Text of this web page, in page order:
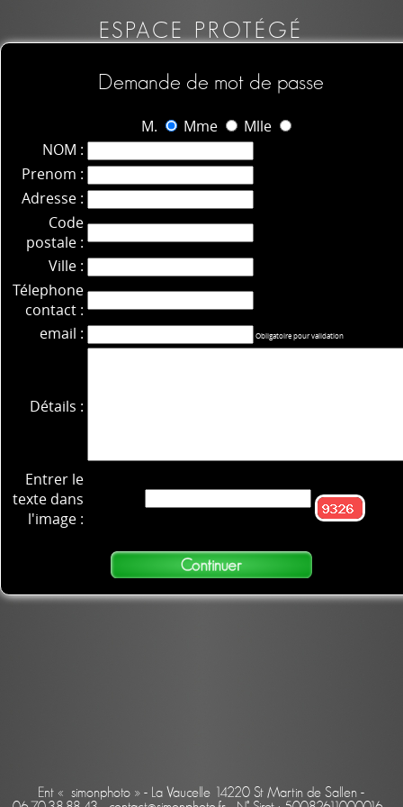
ESPACE PROTÉGÉ
Demande de mot de passe
M. Mme
Mlle
NOM :
Prenom :
Adresse :
Code
postale :
Ville :
Télephone
contact :
email :
Obligatoire pour validation
Détails :
Entrer le
texte dans
l'image :
Ent « simonphoto » - La Vaucelle 14220 St Martin de Sallen -